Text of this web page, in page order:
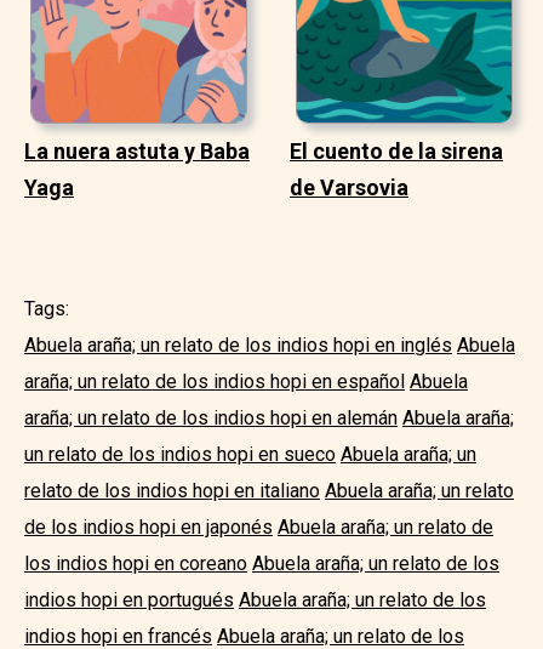
La nuera astuta y Baba
Yaga
El cuento de la sirena
de Varsovia
Tags:
Abuela araña; un relato de los indios hopi en inglés Abuela
araña; un relato de los indios hopi en español Abuela
araña; un relato de los indios hopi en alemán Abuela araña;
un relato de los indios hopi en sueco Abuela araña; un
relato de los indios hopi en italiano Abuela araña; un relato
de los indios hopi en japonés Abuela araña; un relato de
los indios hopi en coreano Abuela araña; un relato de los
indios hopi en portugués Abuela araña; un relato de los
indios hopi en francés Abuela araña; un relato de los